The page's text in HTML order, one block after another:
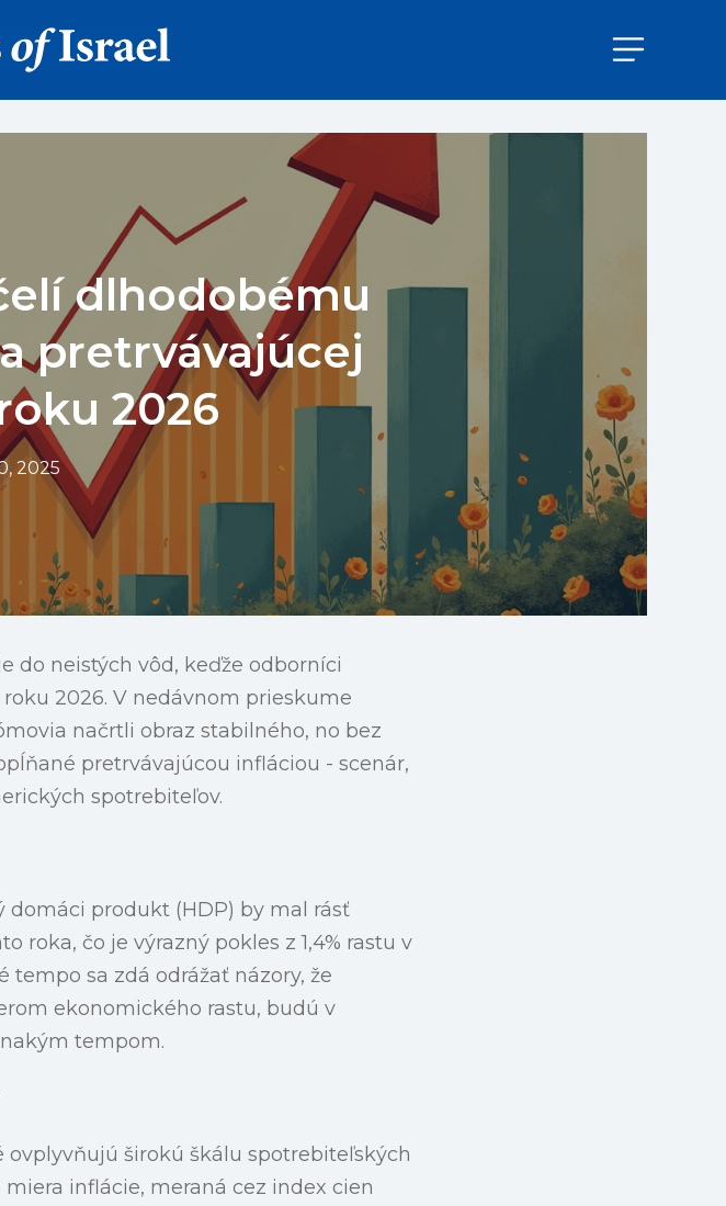
dlhodobému
pretrvávajúcej
2026
2025
do neistých vôd, keďže odborníci
2026. V nedávnom prieskume
načrtli obraz stabilného, no bez
pretrvávajúcou infláciou - scenár,
spotrebiteľov.
domáci produkt (HDP) by mal rásť
roka, čo je výrazný pokles z 1,4% rastu v
sa zdá odrážať názory, že
ekonomického rastu, budú v
tempom.
širokú škálu spotrebiteľských
inflácie, meraná cez index cien